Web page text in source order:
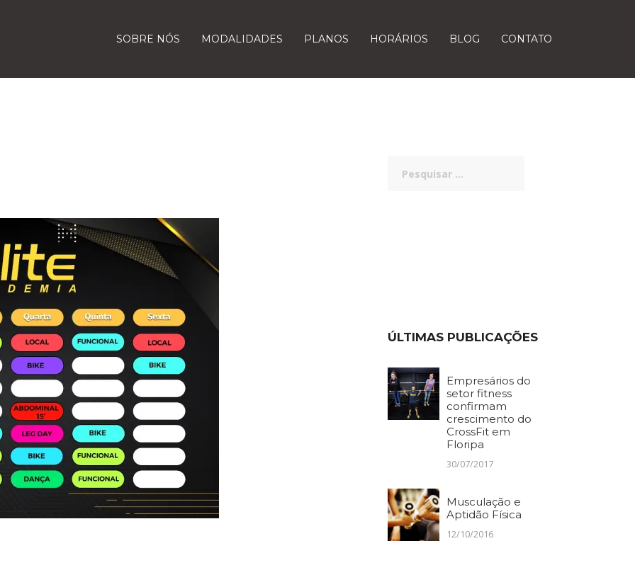
SOBRE NÓS MODALIDADES PLANOS HORÁRIOS BLOG CONTATO
por:
ÚLTIMAS PUBLICAÇÕES
Empresários do
setor fitness
confirmam
crescimento do
CrossFit em
Floripa
30/07/2017
Musculação e
Aptidão Física
12/10/2016